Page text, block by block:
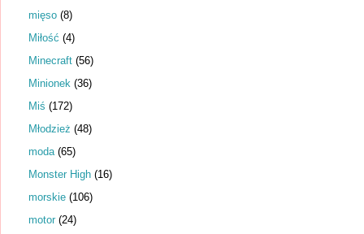
mięso (8)
Miłość (4)
Minecraft (56)
Minionek (36)
Miś (172)
Młodzież (48)
moda (65)
Monster High (16)
morskie (106)
motor (24)